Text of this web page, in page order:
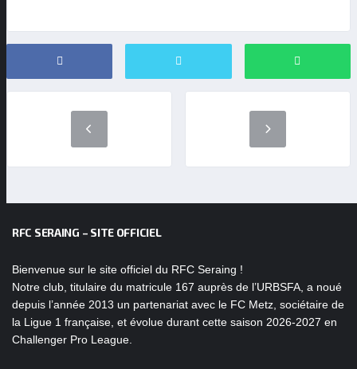
RFC SERAING – SITE OFFICIEL
Bienvenue sur le site officiel du RFC Seraing !
Notre club, titulaire du matricule 167 auprès de l’URBSFA, a noué
depuis l’année 2013 un partenariat avec le FC Metz, sociétaire de
la Ligue 1 française, et évolue durant cette saison 2026-2027 en
Challenger Pro League.